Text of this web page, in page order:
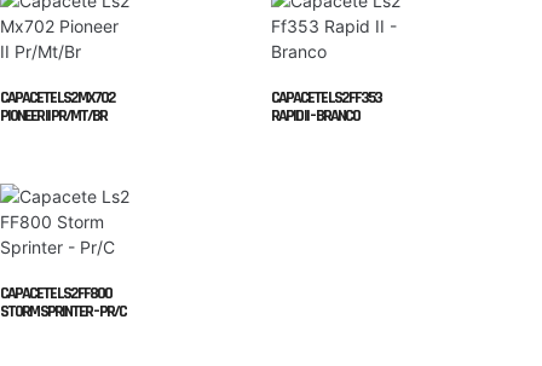
CAPACETE LS2 MX702
PIONEER II PR/MT/BR
CAPACETE LS2 FF353
RAPID II – BRANCO
CAPACETE LS2 FF800
STORM SPRINTER – PR/C